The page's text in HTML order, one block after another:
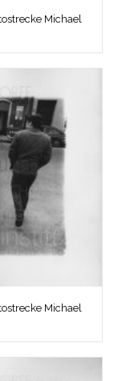
Michael
Michael